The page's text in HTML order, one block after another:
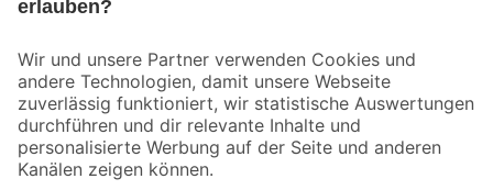
Der toom Newsletter: Keine Angebote und Aktionen mehr verpassen!
Zur Newsletter Anmeldung
Folge uns